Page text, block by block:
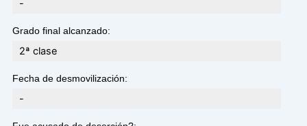
-
Grado final alcanzado:
2ª clase
Fecha de desmovilización:
-